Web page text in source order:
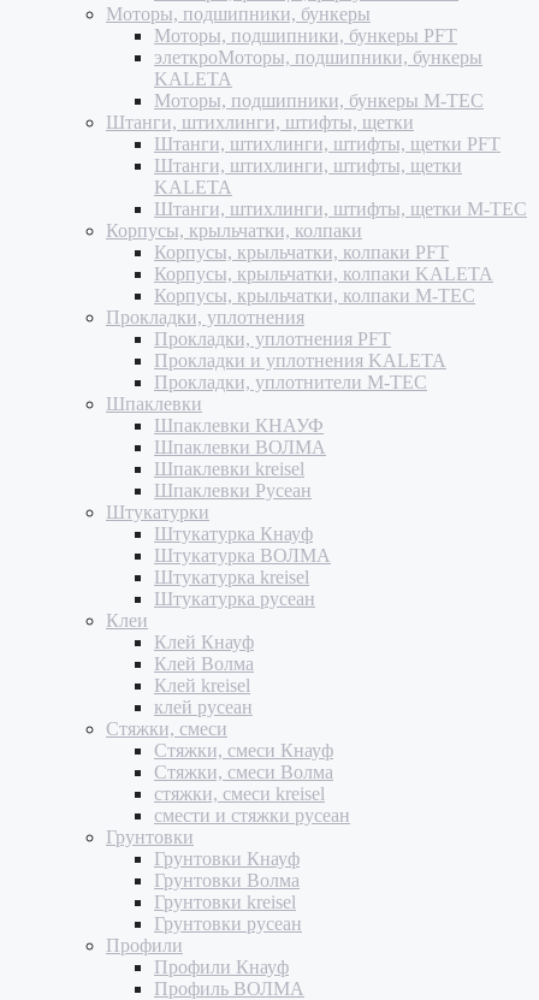
Моторы, подшипники, бункеры
Моторы, подшипники, бункеры PFT
элеткроМоторы, подшипники, бункеры
KALETA
Моторы, подшипники, бункеры M-TEC
Штанги, штихлинги, штифты, щетки
Штанги, штихлинги, штифты, щетки PFT
Штанги, штихлинги, штифты, щетки
KALETA
Штанги, штихлинги, штифты, щетки M-TEC
Корпусы, крыльчатки, колпаки
Корпусы, крыльчатки, колпаки PFT
Корпусы, крыльчатки, колпаки KALETA
Корпусы, крыльчатки, колпаки M-TEC
Прокладки, уплотнения
Прокладки, уплотнения PFT
Прокладки и уплотнения KALETA
Прокладки, уплотнители M-TEC
Шпаклевки
Шпаклевки КНАУФ
Шпаклевки ВОЛМА
Шпаклевки kreisel
Шпаклевки Русеан
Штукатурки
Штукатурка Кнауф
Штукатурка ВОЛМА
Штукатурка kreisel
Штукатурка русеан
Клеи
Клей Кнауф
Клей Волма
Клей kreisel
клей русеан
Стяжки, смеси
Стяжки, смеси Кнауф
Стяжки, смеси Волма
стяжки, смеси kreisel
смести и стяжки русеан
Грунтовки
Грунтовки Кнауф
Грунтовки Волма
Грунтовки kreisel
Грунтовки русеан
Профили
Профили Кнауф
Профиль ВОЛМА